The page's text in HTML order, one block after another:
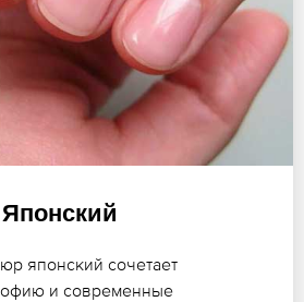
Японский
японский сочетает
и современные